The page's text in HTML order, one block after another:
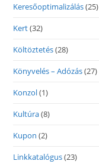
Keresőoptimalizálás(25)
Kert(32)
Költöztetés(28)
Könyvelés – Adózás(27)
Konzol(1)
Kultúra(8)
Kupon (2)
Linkkatalógus(23)